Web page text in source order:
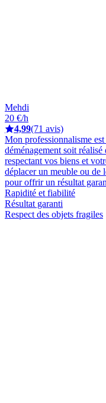
Mehdi
20 €/h
4,99(71 avis)
Mon professionnalisme
déménagement soit
respectant vos biens et
déplacer un meuble ou de
pour offrir un résultat
Rapidité et fiabilité
Résultat garanti
Respect des objets fragiles